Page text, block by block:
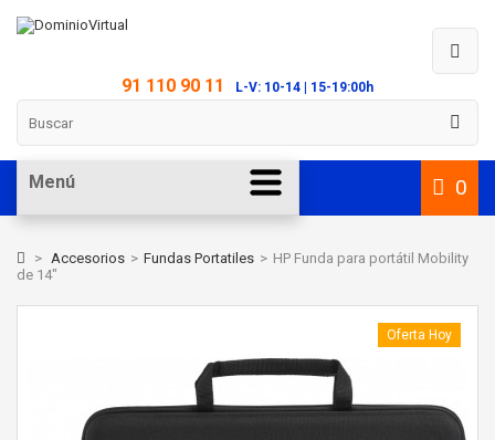
91 110 90 11 L-V: 10-14 | 15-19:00h
0
Menú
> Accesorios > Fundas Portatiles > HP Funda para portátil Mobility
de 14"
Oferta Hoy